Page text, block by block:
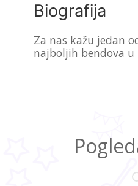
Biografija
Za nas kažu jedan
najboljih bendova u